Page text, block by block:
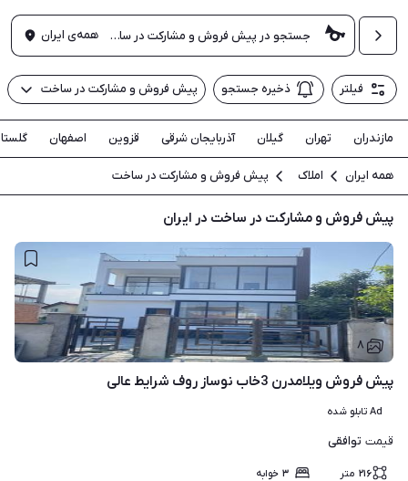
همه‌ی ایران
فیلتر ذخیره جستجو پیش فروش و مشارکت در ساخت
مازندران تهران گیلان آذربایجان شرقی قزوین اصفهان
همه ایران املاک پیش فروش و مشارکت در ساخت
پیش فروش و مشارکت در ساخت در ایران
۸
پیش فروش ویلامدرن 3خاب نوساز روف شرایط عالی
Ad تابلو شده
قیمت توافقی
۲۱۶ متر ۳ خوابه